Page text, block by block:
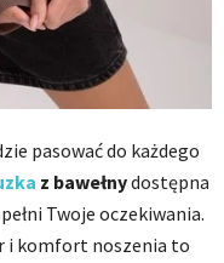
pasować do każdego
z bawełnydostępna
Twoje oczekiwania.
i komfort noszenia to